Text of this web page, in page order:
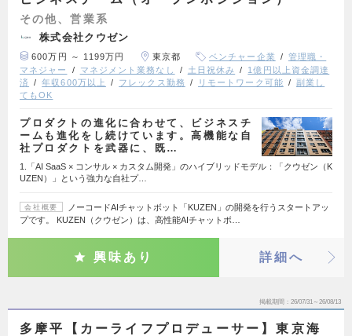
その他、営業系
株式会社クウゼン
600万円 ～ 1199万円 東京都 ベンチャー企業
管理職・
マネジャー
マネジメント業務なし 土日祝休み
1億円以上資金調達
済
年収600万以上 フレックス勤務 リモートワーク可能
副業し
てもOK
プロダクトの進化に合わせて、ビジネスチ
ームも進化をし続けています。高機能な自
社プロダクトを武器に、既…
1.「AI SaaS × コンサル × カスタム開発」のハイブリッドモデル：「クウゼン（K
UZEN）」という強力な自社プ…
会社概要
ノーコードAIチャットボット「KUZEN」の開発を行うスタートアッ
プです。 KUZEN（クウゼン）は、高性能AIチャットボ…
興味あり 詳細へ
掲載期間 26/07/31～26/08/13
多摩平【カーライフプロデューサー】東京海